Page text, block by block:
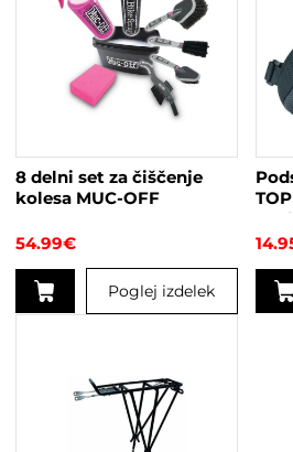
8 delni set za čiščenje
kolesa MUC-OFF
54.99€
Poglej izdelek